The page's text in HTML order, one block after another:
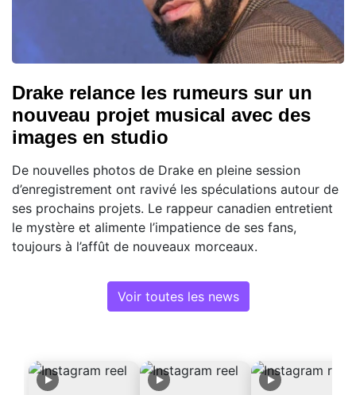
Drake relance les rumeurs sur un
nouveau projet musical avec des
images en studio
De nouvelles photos de Drake en pleine session
d’enregistrement ont ravivé les spéculations autour de
ses prochains projets. Le rappeur canadien entretient
le mystère et alimente l’impatience de ses fans,
toujours à l’affût de nouveaux morceaux.
Voir toutes les news